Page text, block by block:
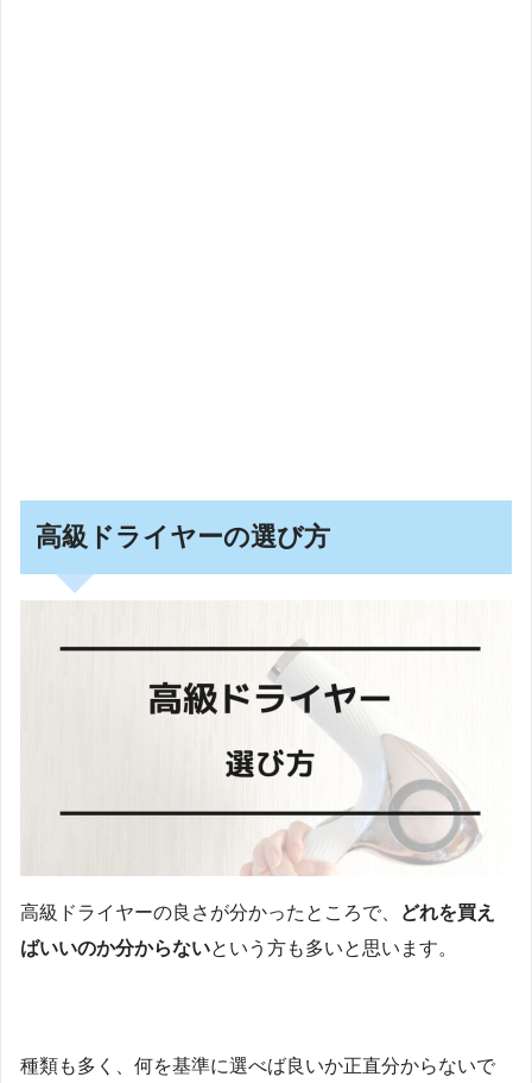
高級ドライヤーの選び方
高級ドライヤーの良さが分かったところで、
どれを買え
ばいいのか分からないという方も多いと思います。
種類も多く、何を基準に選べば良いか正直分からないで